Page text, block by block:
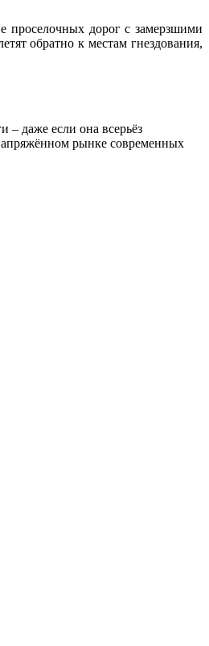
проселочных дорог с замерзшими
обратно к местам гнездования,
– даже если она всерьёз
рынке современных